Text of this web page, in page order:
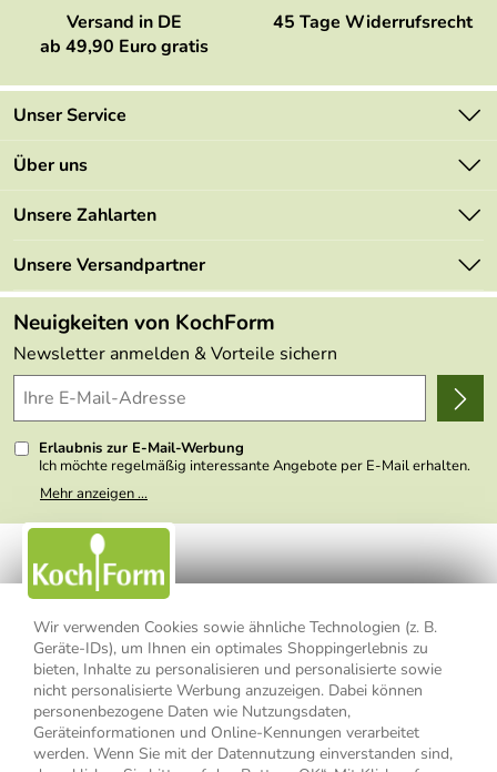
Wir verwenden Cookies sowie ähnliche Technologien (z. B.
Geräte-IDs), um Ihnen ein optimales Shoppingerlebnis zu
bieten, Inhalte zu personalisieren und personalisierte sowie
nicht personalisierte Werbung anzuzeigen. Dabei können
personenbezogene Daten wie Nutzungsdaten,
Geräteinformationen und Online-Kennungen verarbeitet
werden. Wenn Sie mit der Datennutzung einverstanden sind,
Versand in DE
ab 49,90 Euro gratis
45 Tage Widerrufsrecht
Unser Service
Kontakt
Mehrwertsteuerfrei
Retourenportal
FAQs
Lieferbedingungen
Delivery Terms
Kundenlogin
Über uns
Marken
Angebote
Made in Germany
Themen
Wir über uns
Presse
Unsere Zahlarten
Unsere Versandpartner
Neuigkeiten von KochForm
Newsletter anmelden & Vorteile sichern
Erlaubnis zur E-Mail-Werbung
Ich möchte regelmäßig interessante Angebote per E-Mail erhalten.
Meine E-Mail-Adresse wird nicht an andere Unternehmen
weitergegeben. Zu statistischen Zwecken wird in anonymer Form
nicht erkennbar, welche konkrete Person geklickt hat. Diese
Einwilligung zur Nutzung meiner E-Mail- Adresse für Werbezwecke
kann ich jederzeit mit Wirkung für die Zukunft widerrufen, indem ich
den Link "Abmelden" am Ende des Newsletters anklicke oder die
Option Newsletter im Mitgliederbereich deaktiviere. Die
Mehr anzeigen ...
Impressum Datenschutzerklärung
AGB
Widerrufsbelehrung
Widerrufsformular
Vertrag widerrufen